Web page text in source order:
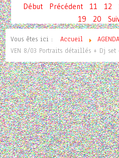
Début Précédent 11 12
19
20
Vous êtes ici : Accueil AGENDA
VEN 8/03 Portraits détaillés + Dj set